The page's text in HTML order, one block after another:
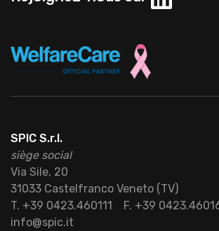
SPIC S.r.l.
siège social
Via Sile, 20
31033 Castelfranco Veneto (TV)
T. +39 0423.460111 F. +39
info@spic.it